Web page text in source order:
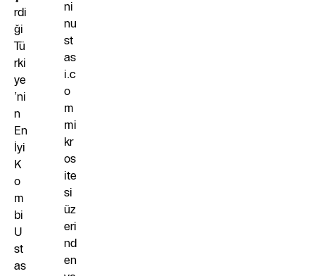
rdi
ği
Tü
rki
ye
’ni
n
En
İyi
K
o
m
bi
U
st
as
ni
nu
st
as
i.c
o
m
mi
kr
os
ite
si
üz
eri
nd
en